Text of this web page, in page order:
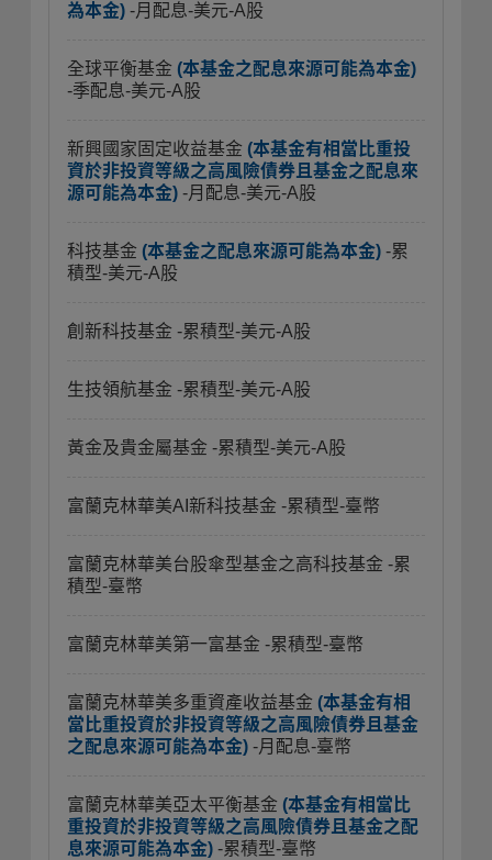
為本金) -月配息-美元-A股
全球平衡基金 (本基金之配息來源可能為本金)
-季配息-美元-A股
新興國家固定收益基金 (本基金有相當比重投
資於非投資等級之高風險債券且基金之配息來
源可能為本金) -月配息-美元-A股
科技基金 (本基金之配息來源可能為本金) -累
積型-美元-A股
創新科技基金 -累積型-美元-A股
生技領航基金 -累積型-美元-A股
黃金及貴金屬基金 -累積型-美元-A股
富蘭克林華美AI新科技基金 -累積型-臺幣
富蘭克林華美台股傘型基金之高科技基金 -累
積型-臺幣
富蘭克林華美第一富基金 -累積型-臺幣
富蘭克林華美多重資產收益基金 (本基金有相
當比重投資於非投資等級之高風險債券且基金
之配息來源可能為本金) -月配息-臺幣
富蘭克林華美亞太平衡基金 (本基金有相當比
重投資於非投資等級之高風險債券且基金之配
息來源可能為本金) -累積型-臺幣